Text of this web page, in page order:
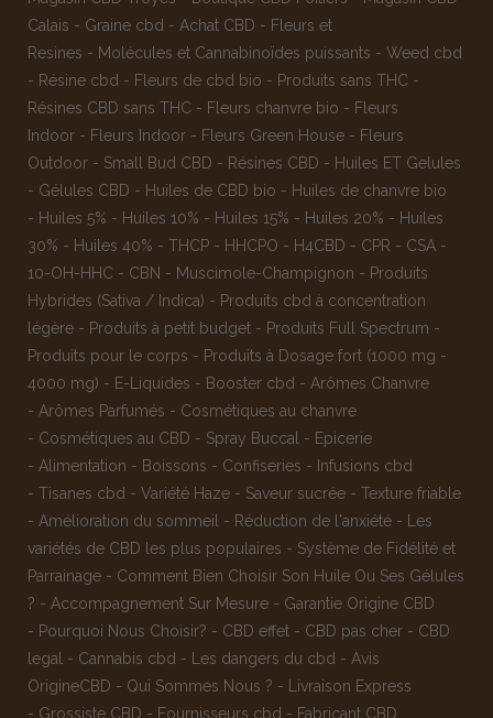
Calais - Graine cbd - Achat CBD - Fleurs et
Resines - Molécules et Cannabinoïdes puissants - Weed cbd
- Résine cbd - Fleurs de cbd bio - Produits sans THC -
Résines CBD sans THC - Fleurs chanvre bio - Fleurs
Indoor - Fleurs Indoor - Fleurs Green House - Fleurs
Outdoor - Small Bud CBD - Résines CBD - Huiles ET Gelules
- Gélules CBD - Huiles de CBD bio - Huiles de chanvre bio
- Huiles 5% - Huiles 10% - Huiles 15% - Huiles 20% - Huiles
30% - Huiles 40% - THCP - HHCPO - H4CBD - CPR - CSA -
10-OH-HHC - CBN - Muscimole-Champignon - Produits
Hybrides (Sativa / Indica) - Produits cbd à concentration
légère - Produits à petit budget - Produits Full Spectrum -
Produits pour le corps - Produits à Dosage fort (1000 mg -
4000 mg) - E-Liquides - Booster cbd - Arômes Chanvre
- Arômes Parfumés - Cosmétiques au chanvre
- Cosmétiques au CBD - Spray Buccal - Epicerie
- Alimentation - Boissons - Confiseries - Infusions cbd
- Tisanes cbd - Variété Haze - Saveur sucrée - Texture friable
- Amélioration du sommeil - Réduction de l'anxiété -
Les
variétés de CBD les plus populaires - Système de Fidélité et
Parrainage - Comment Bien Choisir Son Huile Ou Ses Gélules
? - Accompagnement Sur Mesure - Garantie Origine CBD
- Pourquoi Nous Choisir? - CBD effet - CBD pas cher - CBD
legal
- Cannabis cbd - Les dangers du cbd - Avis
OrigineCBD - Qui Sommes Nous ? -
Livraison Express
- Grossiste CBD - Fournisseurs cbd - Fabricant CBD